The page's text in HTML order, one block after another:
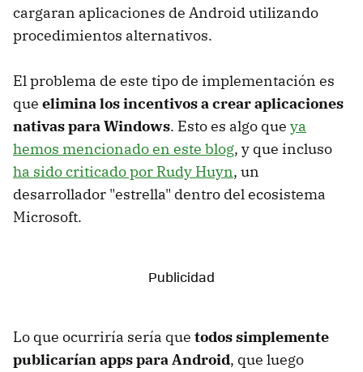
cargaran aplicaciones de Android utilizando
procedimientos alternativos.
El problema de este tipo de implementación es
que elimina los incentivos a crear aplicaciones
nativas para Windows. Esto es algo que ya
hemos mencionado en este blog, y que incluso
ha sido criticado por Rudy Huyn, un
desarrollador "estrella" dentro del ecosistema
Microsoft.
Lo que ocurriría sería que todos simplemente
publicarían apps para Android, que luego